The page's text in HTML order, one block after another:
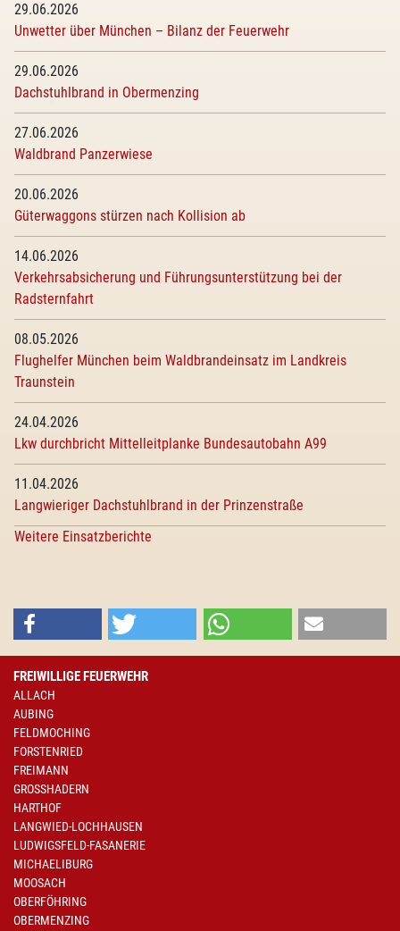
29.06.2026
Unwetter über München – Bilanz der Feuerwehr
29.06.2026
Dachstuhlbrand in Obermenzing
27.06.2026
Waldbrand Panzerwiese
20.06.2026
Güterwaggons stürzen nach Kollision ab
14.06.2026
Verkehrsabsicherung und Führungsunterstützung bei der
Radsternfahrt
08.05.2026
Flughelfer München beim Waldbrandeinsatz im Landkreis
Traunstein
24.04.2026
Lkw durchbricht Mittelleitplanke Bundesautobahn A99
11.04.2026
Langwieriger Dachstuhlbrand in der Prinzenstraße
Weitere Einsatzberichte
FREIWILLIGE FEUERWEHR
ALLACH
AUBING
FELDMOCHING
FORSTENRIED
FREIMANN
GROSSHADERN
HARTHOF
LANGWIED-LOCHHAUSEN
LUDWIGSFELD-FASANERIE
MICHAELIBURG
MOOSACH
OBERFÖHRING
OBERMENZING